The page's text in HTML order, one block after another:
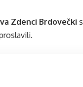
Zdenci Brdovečki